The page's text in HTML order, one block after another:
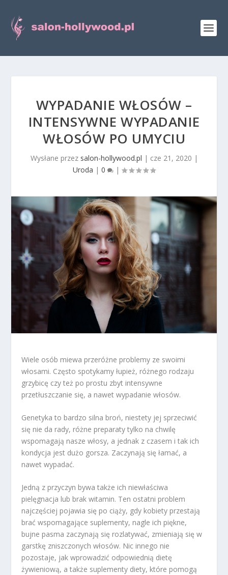
WYPADANIE WŁOSÓW –
INTENSYWNE WYPADANIE
WŁOSÓW PO UMYCIU
Wysłane przez salon-hollywood.pl | cze 21, 2020 |
Uroda | 0 |
Wiele osób miewa przeróżne problemy ze swoimi
włosami. Często spotykamy łupież, różnego rodzaju
grzybicę czy też po prostu zbyt intensywne
przetłuszczanie się, a nawet wypadanie włosów.
Genetyka to bardzo silna broń, niestety jej sprzeciwić
się nie da rady, różne preparaty tylko na chwilę
wspomagają nasze włosy, a jednak z czasem i tak ich
kondycja jest dużo gorsza. Zaczynają się łamać, a
nawet wypadać.
Jedną z przyczyn bywa także ich niewłaściwa
pielęgnacja lub brak witamin. Ten ostatni problem
najczęściej pojawia się po ciąży, gdy kobiety przestają
brać wspomagające suplementy, nagle ich piękne,
bujne pasma zaczynają się rozlatywać, zmieniają się w
garstkę zniszczonych włosów. Nic innego nie
pozostaje, jak wprowadzić odpowiednią dietę
żywieniową, a także suplementy diety, które pomogą